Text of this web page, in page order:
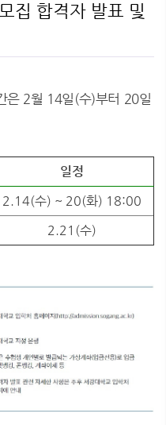
집 합격자 발표 및
은 2월 14일(수)부터 20일
일정
2.14(수) ~ 20(화) 18:00
2.21(수)